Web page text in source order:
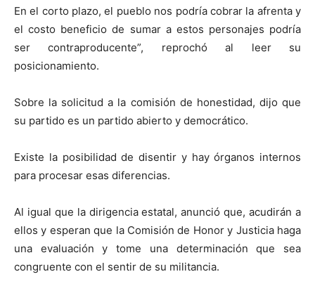
En el corto plazo, el pueblo nos podría cobrar la afrenta y
el costo beneficio de sumar a estos personajes podría
ser contraproducente”, reprochó al leer su
posicionamiento.
Sobre la solicitud a la comisión de honestidad, dijo que
su partido es un partido abierto y democrático.
Existe la posibilidad de disentir y hay órganos internos
para procesar esas diferencias.
Al igual que la dirigencia estatal, anunció que, acudirán a
ellos y esperan que la Comisión de Honor y Justicia haga
una evaluación y tome una determinación que sea
congruente con el sentir de su militancia.